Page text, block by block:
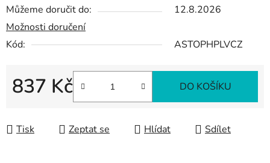
Můžeme doručit do:
12.8.2026
Možnosti doručení
Kód:
ASTOPHPLVCZ
837 Kč DO KOŠÍKU
Tisk Zeptat se Hlídat Sdílet